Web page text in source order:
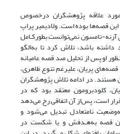
علاقه پژوهشگران در‌خصوص
قصه‌ها بوده است. ولادیمیر پراپ
تامسون نمی‌توانست بطور‌کـامل
باشد، تلاش کرد تا به‌الگو
او پس از تحلیل صد قصه عامیانه
پریان، علیرغم تنوع ظاهری،
هستند. در ادامه تلاش پژوهشگران
کلود‌برومون معتقد بود که در
است، پس‌از آن اتفاقی رخ می‌دهد
نا‌متعادل تبدیل می‌شود و
قصه به‌هـدفش و یا شکست در